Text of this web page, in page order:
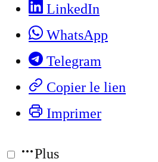
LinkedIn
WhatsApp
Telegram
Copier le lien
Imprimer
Plus